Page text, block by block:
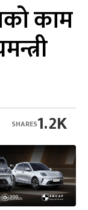
काम
1.2K
SHARES